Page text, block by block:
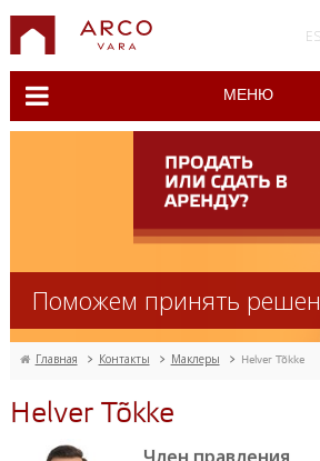
МЕНЮ
Поможем принять
Главная > Контакты > Маклеры > Helver Tõkke
Helver Tõkke
Член правления